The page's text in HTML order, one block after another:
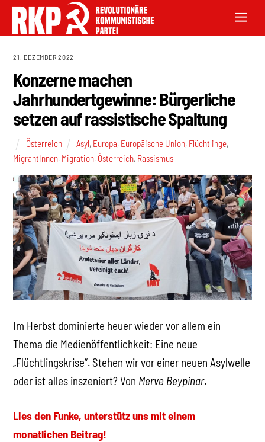
21. DEZEMBER 2022
Konzerne machen
Jahrhundertgewinne: Bürgerliche
setzen auf rassistische Spaltung
Österreich Asyl, Europa, Europäische Union, Flüchtlinge,
MigrantInnen, Migration, Österreich, Rassismus
Im Herbst dominierte heuer wieder vor allem ein
Thema die Medienöffentlichkeit: Eine neue
„Flüchtlingskrise“. Stehen wir vor einer neuen Asylwelle
oder ist alles inszeniert? Von Merve Beypinar.
Lies den Funke, unterstütz uns mit einem
monatlichen Beitrag!